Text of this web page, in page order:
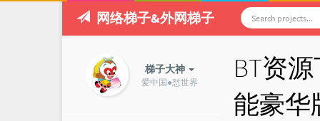
网络梯子&外网梯子
梯子大神
爱中国●怼世界
BT资
能豪华